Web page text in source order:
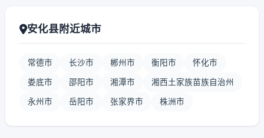
安化县附近城市
常德市 长沙市 郴州市 衡阳市 怀化市
娄底市 邵阳市 湘潭市 湘西土家族苗族自治州
永州市 岳阳市 张家界市 株洲市